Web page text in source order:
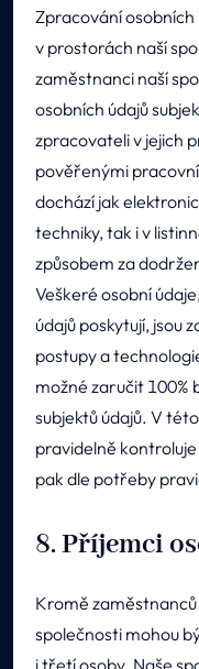
Zpracování osobních
v prostorách naší
zaměstnanci naší
osobních údajů
zpracovateli v jejich
pověřenými
dochází jak
techniky, tak i v
způsobem za
Veškeré osobní
údajů poskytují, jsou
postupy a
možné zaručit 100%
subjektů údajů. V
pravidelně
pak dle potřeby
8. Příjemci
Kromě
společnosti mohou
i třetí osoby. Naše